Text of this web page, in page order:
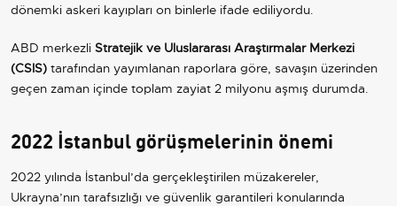
dönemki askeri kayıpları on binlerle ifade ediliyordu.
ABD merkezli Stratejik ve Uluslararası Araştırmalar Merkezi
(CSIS) tarafından yayımlanan raporlara göre, savaşın üzerinden
geçen zaman içinde toplam zayiat 2 milyonu aşmış durumda.
2022 İstanbul görüşmelerinin önemi
2022 yılında İstanbul’da gerçekleştirilen müzakereler,
Ukrayna’nın tarafsızlığı ve güvenlik garantileri konularında